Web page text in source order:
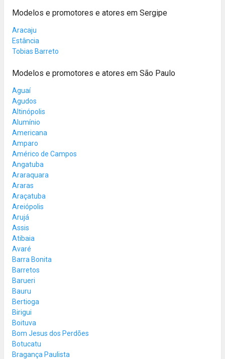
Modelos e promotores e atores em Sergipe
Aracaju
Estância
Tobias Barreto
Modelos e promotores e atores em São Paulo
Aguaí
Agudos
Altinópolis
Alumínio
Americana
Amparo
Américo de Campos
Angatuba
Araraquara
Araras
Araçatuba
Areiópolis
Arujá
Assis
Atibaia
Avaré
Barra Bonita
Barretos
Barueri
Bauru
Bertioga
Birigui
Boituva
Bom Jesus dos Perdões
Botucatu
Bragança Paulista